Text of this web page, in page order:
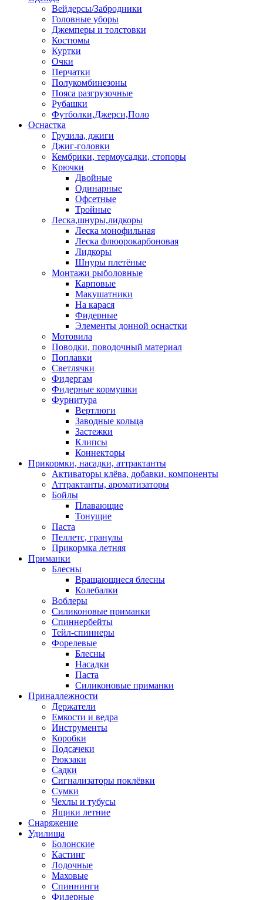
Вейдерсы/Забродники
Головные уборы
Джемперы и толстовки
Костюмы
Куртки
Очки
Перчатки
Полукомбинезоны
Пояса разгрузочные
Рубашки
Футболки,Джерси,Поло
Оснастка
Грузила, джиги
Джиг-головки
Кембрики, термоусадки, стопоры
Крючки
Двойные
Одинарные
Офсетные
Тройные
Леска,шнуры,лидкоры
Леска монофильная
Леска флюорокарбоновая
Лидкоры
Шнуры плетёные
Монтажи рыболовные
Карповые
Макушатники
На карася
Фидерные
Элементы донной оснастки
Мотовила
Поводки, поводочный материал
Поплавки
Светлячки
Фидергам
Фидерные кормушки
Фурнитура
Вертлюги
Заводные кольца
Застежки
Клипсы
Коннекторы
Прикормки, насадки, аттрактанты
Активаторы клёва, добавки, компоненты
Аттрактанты, ароматизаторы
Бойлы
Плавающие
Тонущие
Паста
Пеллетс, гранулы
Прикормка летняя
Приманки
Блесны
Вращающиеся блесны
Колебалки
Воблеры
Силиконовые приманки
Спиннербейты
Тейл-спиннеры
Форелевые
Блесны
Насадки
Паста
Силиконовые приманки
Принадлежности
Держатели
Емкости и ведра
Инструменты
Коробки
Подсачеки
Рюкзаки
Садки
Сигнализаторы поклёвки
Сумки
Чехлы и тубусы
Ящики летние
Снаряжение
Удилища
Болонские
Кастинг
Лодочные
Маховые
Спиннинги
Фидерные